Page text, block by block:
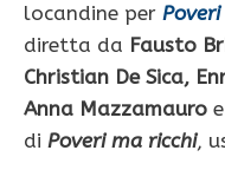
locandine per
diretta da Fausto
Christian De Sica,
Anna Mazzamauro e
di Poveri ma ricchi,